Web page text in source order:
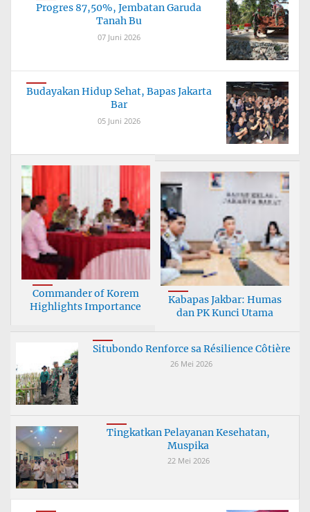
Progres 87,50%, Jembatan Garuda
Tanah Bu
07 Juni 2026
Budayakan Hidup Sehat, Bapas Jakarta
Bar
05 Juni 2026
Commander of Korem
Highlights Importance
Kabapas Jakbar: Humas
dan PK Kunci Utama
Situbondo Renforce sa Résilience Côtière
26 Mei 2026
Tingkatkan Pelayanan Kesehatan,
Muspika
22 Mei 2026